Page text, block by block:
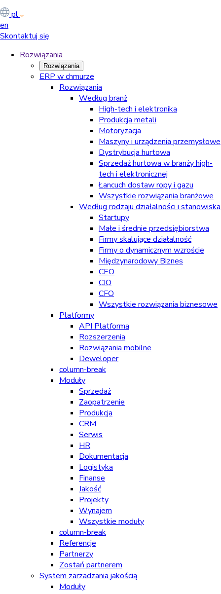
pl
en
Skontaktuj się
Rozwiązania
Rozwiązania
ERP w chmurze
Rozwiązania
Według branż
High-tech i elektronika
Produkcja metali
Motoryzacja
Maszyny i urządzenia przemysłowe
Dystrybucja hurtowa
Sprzedaż hurtowa w branży high-
tech i elektronicznej
Łancuch dostaw ropy i gazu
Wszystkie rozwiązania branżowe
Według rodzaju działalności i stanowiska
Startupy
Małe i średnie przedsiębiorstwa
Firmy skalujące działalność
Firmy o dynamicznym wzroście
Międzynarodowy Biznes
CEO
CIO
CFO
Wszystkie rozwiązania biznesowe
Platformy
API Platforma
Rozszerzenia
Rozwiązania mobilne
Deweloper
column-break
Moduły
Sprzedaż
Zaopatrzenie
Produkcja
CRM
Serwis
HR
Dokumentacja
Logistyka
Finanse
Jakość
Projekty
Wynajem
Wszystkie moduły
column-break
Referencje
Partnerzy
Zostań partnerem
System zarzadzania jakością
Moduły